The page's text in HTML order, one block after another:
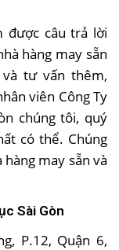
được câu trả lời
hàng may sẵn
tư vấn thêm,
viên Công Ty
chúng tôi, quý
có thể. Chúng
may sẵn và
Sài Gòn
P.12, Quận 6,